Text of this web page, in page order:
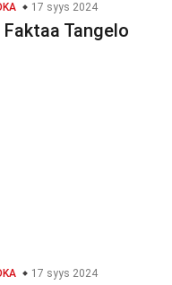
17 syys 2024
Faktaa Tangelo
17 syys 2024